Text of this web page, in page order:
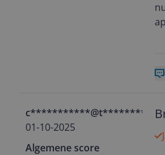
c***********@t*********
01-10-2025
Algemene score